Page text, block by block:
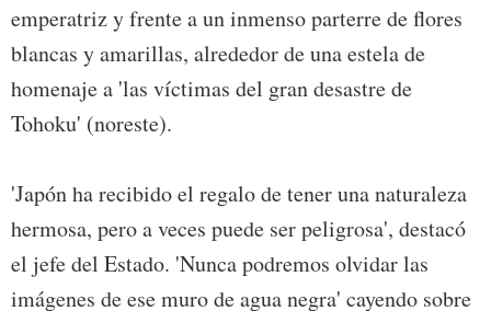
emperatriz y frente a un inmenso parterre de flores
blancas y amarillas, alrededor de una estela de
homenaje a 'las víctimas del gran desastre de
Tohoku' (noreste).
'Japón ha recibido el regalo de tener una naturaleza
hermosa, pero a veces puede ser peligrosa', destacó
el jefe del Estado. 'Nunca podremos olvidar las
imágenes de ese muro de agua negra' cayendo sobre